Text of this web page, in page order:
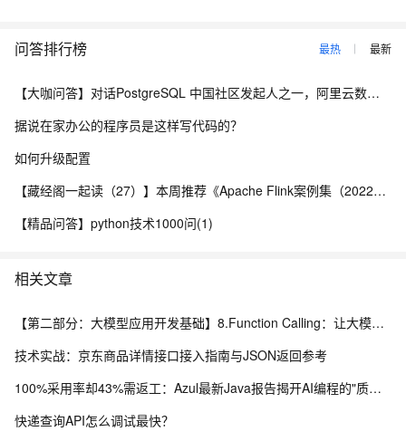
问答排行榜 最热 最新
【大咖问答】对话PostgreSQL 中国社区发起人之一，阿里云数据库高级专家 德哥
据说在家办公的程序员是这样写代码的？
如何升级配置
【藏经阁一起读（27）】本周推荐《Apache Flink案例集（2022版）》，你有哪些心得？
【精品问答】python技术1000问(1)
相关文章
【第二部分：大模型应用开发基础】8.Function Calling：让大模型调用真实程序能力
技术实战：京东商品详情接口接入指南与JSON返回参考
100%采用率却43%需返工：Azul最新Java报告揭开AI编程的"质量悖论"
快递查询API怎么调试最快？